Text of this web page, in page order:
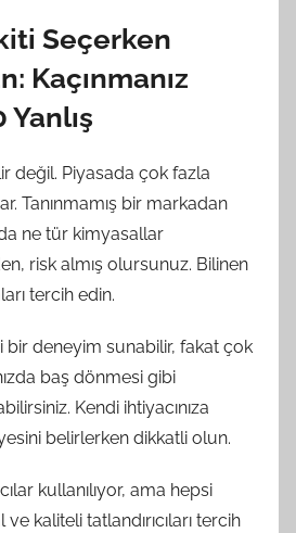
Seçerken
Kaçınmanız
değil. Piyasada çok fazla
Tanınmamış bir markadan
ne tür kimyasallar
risk almış olursunuz. Bilinen
tercih edin.
bir deneyim sunabilir, fakat çok
baş dönmesi gibi
Kendi ihtiyacınıza
belirlerken dikkatli olun.
kullanılıyor, ama hepsi
ve kaliteli tatlandırıcıları tercih